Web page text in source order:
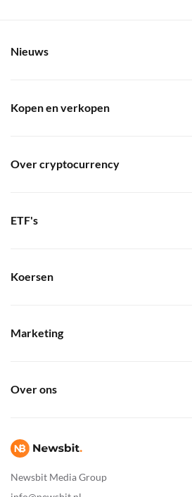
Newsbit Media Group
Nieuws
Kopen en verkopen
Over cryptocurrency
ETF's
Koersen
Marketing
Over ons